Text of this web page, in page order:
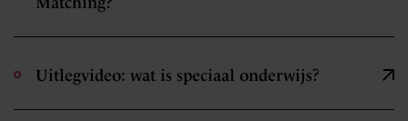
Uitlegvideo: wat is speciaal onderwijs?